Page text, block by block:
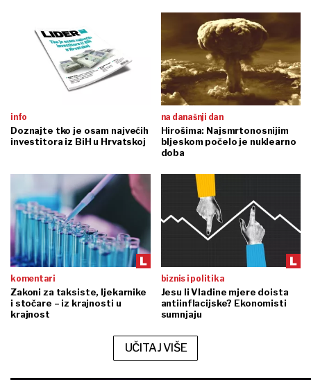
info
Doznajte tko je osam najvećih
investitora iz BiH u Hrvatskoj
na današnji dan
Hirošima: Najsmrtonosnijim
bljeskom počelo je nuklearno
doba
komentari
Zakoni za taksiste, ljekarnike
i stočare – iz krajnosti u
krajnost
biznis i politika
Jesu li Vladine mjere doista
antiinflacijske? Ekonomisti
sumnjaju
UČITAJ VIŠE